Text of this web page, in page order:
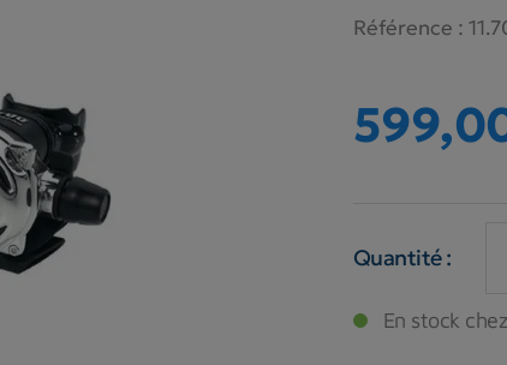
Référence :
Quantité :
En stock